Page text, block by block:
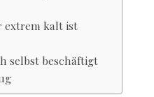
extrem kalt ist
selbst beschäftigt